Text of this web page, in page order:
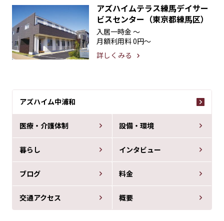
アズハイム中浦和
医療・介護体制 設備・環境
暮らし インタビュー
ブログ 料金
交通アクセス 概要
アズハイムテラス練馬デイサー
ビスセンター（東京都練馬区）
入居一時金 〜
月額利用料0円〜
詳しくみる